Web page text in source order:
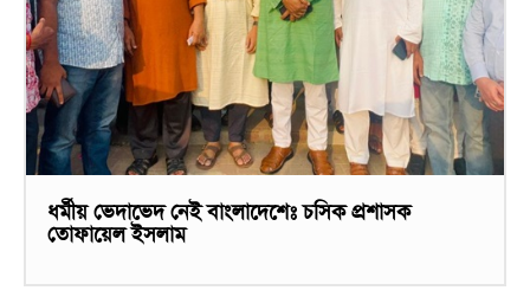
ধর্মীয় ভেদাভেদ নেই বাংলাদেশেঃ চসিক প্রশাসক
তোফায়েল ইসলাম